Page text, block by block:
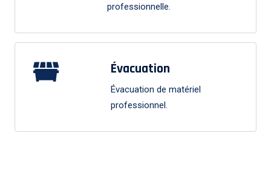
professionnelle.
Évacuation
Évacuation de matériel
professionnel.